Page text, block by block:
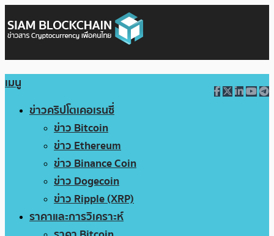
เมนู
ข่าวคริปโตเคอเรนซี่
ข่าว Bitcoin
ข่าว Ethereum
ข่าว Binance Coin
ข่าว Dogecoin
ข่าว Ripple (XRP)
ราคาและการวิเคราะห์